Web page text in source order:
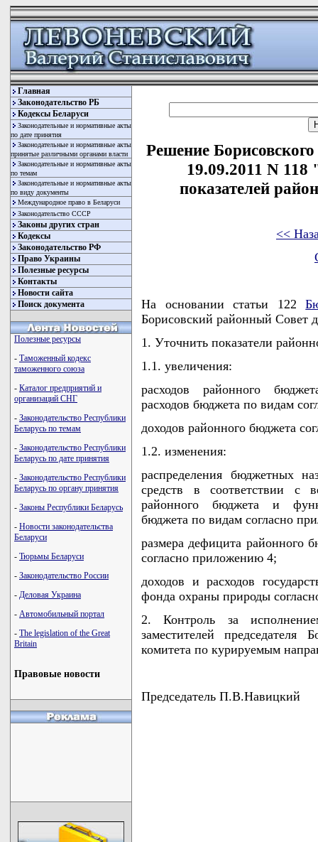
Главная
Законодательство РБ
Кодексы Беларуси
Законодательные и нормативные акты
по дате принятия
Законодательные и нормативные акты
принятые различными органами власти
Законодательные и нормативные акты
по темам
Законодательные и нормативные акты
по виду документы
Международное право в Беларуси
Законодательство СССР
Законы других стран
Кодексы
Законодательство РФ
Право Украины
Полезные ресурсы
Контакты
Новости сайта
Поиск документа
Полезные ресурсы
- Таможенный кодекс
таможенного союза
- Каталог предприятий и
организаций СНГ
- Законодательство Республики
Беларусь по темам
- Законодательство Республики
Беларусь по дате принятия
- Законодательство Республики
Беларусь по органу принятия
- Законы Республики Беларусь
- Новости законодательства
Беларуси
- Тюрьмы Беларуси
- Законодательство России
- Деловая Украина
- Автомобильный портал
- The legislation of the Great
Britain
Правовые новости
Решение
19.09.2011 N
показателей
<<
На основании статьи 122
Борисовский районный Совет
1. Уточнить показатели
1.1. увеличения:
расходов районного
расходов бюджета по видам
доходов районного бюджета
1.2. изменения:
распределения бюджетных
средств в соответствии с
районного бюджета и
бюджета по видам согласно
размера дефицита районного
согласно приложению 4;
доходов и расходов
фонда охраны природы
2. Контроль за
заместителей председателя
комитета по курируемым
Председатель П.В.Навицкий